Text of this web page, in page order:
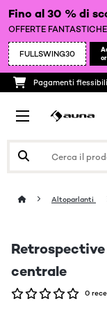
Fino al 30 % di
OFFERTE
FULLSWING30
Pagamenti flessibili
Altoparlanti
centrale
0